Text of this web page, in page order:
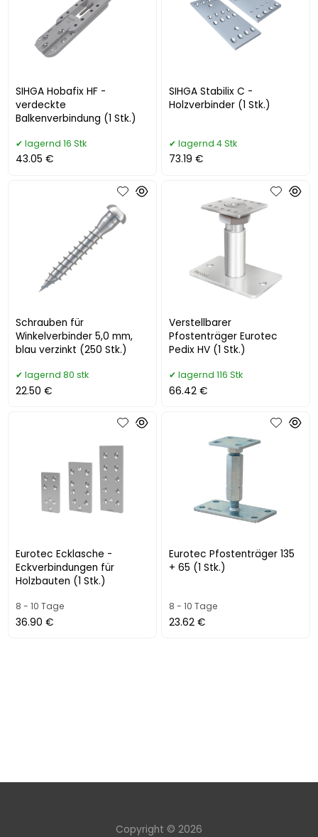
SIHGA Hobafix HF -
verdeckte
Balkenverbindung (1 Stk.)
lagernd 16 Stk
43.05 €
SIHGA Stabilix C -
Holzverbinder (1 Stk.)
lagernd 4 Stk
73.19 €
Schrauben für
Winkelverbinder 5,0 mm,
blau verzinkt (250 Stk.)
lagernd 80 stk
22.50 €
Verstellbarer
Pfostenträger Eurotec
Pedix HV (1 Stk.)
lagernd 116 Stk
66.42 €
Eurotec Ecklasche -
Eckverbindungen für
Holzbauten (1 Stk.)
8 - 10 Tage
36.90 €
Eurotec Pfostenträger 135
+ 65 (1 Stk.)
8 - 10 Tage
23.62 €
Copyright © 2026